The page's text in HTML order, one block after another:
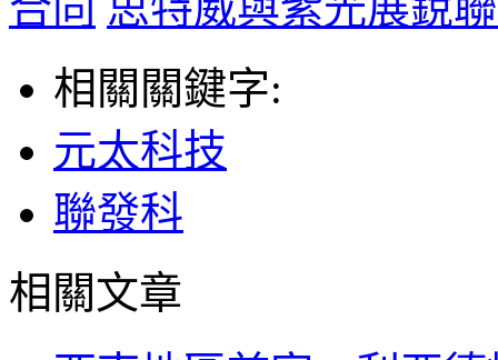
相關關鍵字:
元太科技
聯發科
相關文章